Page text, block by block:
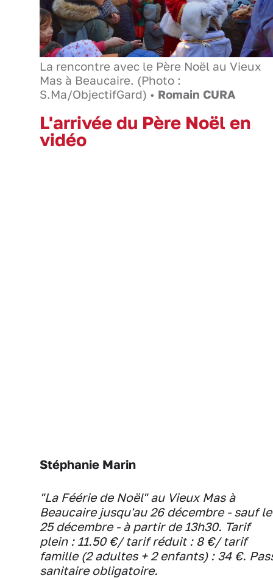
La rencontre avec le Père Noël au Vieux
Mas à Beaucaire. (Photo :
S.Ma/ObjectifGard) • Romain CURA
L'arrivée du Père Noël en
vidéo
Stéphanie Marin
"La Féérie de Noël" au Vieux Mas à
Beaucaire jusqu'au 26 décembre - sauf le
25 décembre - à partir de 13h30. Tarif
plein : 11.50 €/ tarif réduit : 8 €/ tarif
famille (2 adultes + 2 enfants) : 34 €.
sanitaire obligatoire.